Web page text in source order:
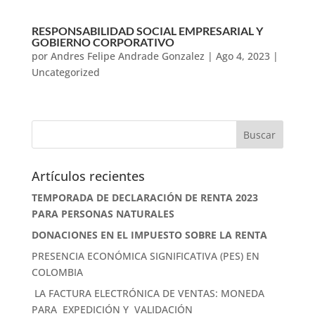
RESPONSABILIDAD SOCIAL EMPRESARIAL Y
GOBIERNO CORPORATIVO
por Andres Felipe Andrade Gonzalez | Ago 4, 2023|
Uncategorized
Artículos recientes
TEMPORADA DE DECLARACIÓN DE RENTA 2023
PARA PERSONAS NATURALES
DONACIONES EN EL IMPUESTO SOBRE LA RENTA
PRESENCIA ECONÓMICA SIGNIFICATIVA (PES) EN
COLOMBIA
LA FACTURA ELECTRÓNICA DE VENTAS: MONEDA
PARA EXPEDICIÓN Y VALIDACIÓN